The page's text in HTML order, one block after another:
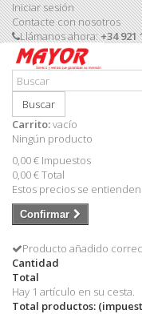
Iniciar sesión
Contacte con nosotros
Llámanos ahora:+34 921
Buscar
Carrito:vacío
Ningún producto
0,00 € Impuestos
0,00 €Total
Estos precios se
Confirmar
Producto añadido
Cantidad
Total
Hay 1 artículo en su cesta.
Total productos: